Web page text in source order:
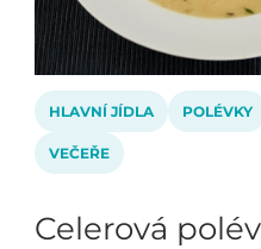
HLAVNÍ JÍDLA POLÉVKY
VEČEŘE
Celerová